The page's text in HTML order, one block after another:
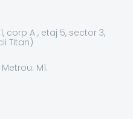
corp A , etaj 5, sector 3,
Titan)
Metrou: M1.